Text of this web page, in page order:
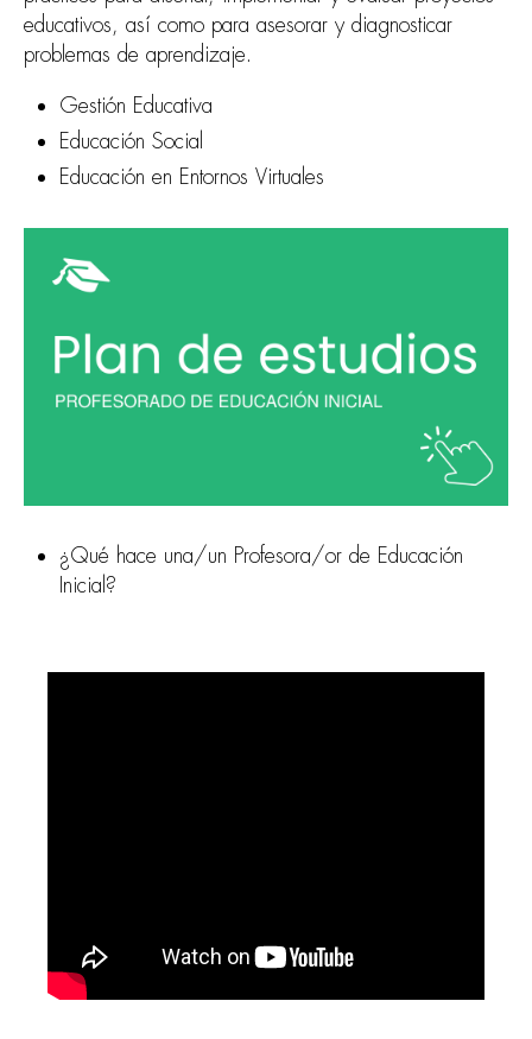
educativos, así como para asesorar y diagnosticar
problemas de aprendizaje.
Gestión Educativa
Educación Social
Educación en Entornos Virtuales
¿Qué hace una/un Profesora/or de Educación
Inicial?